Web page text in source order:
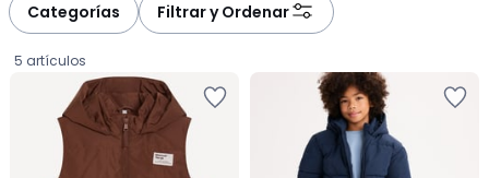
Categorías Filtrar y Ordenar
5 artículos